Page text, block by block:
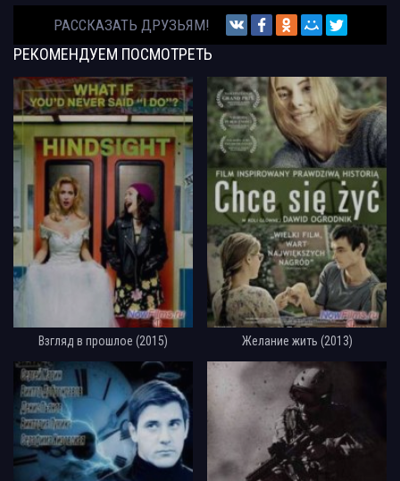
РАССКАЗАТЬ ДРУЗЬЯМ!
РЕКОМЕНДУЕМ ПОСМОТРЕТЬ
Взгляд в прошлое (2015) Желание жить (2013)